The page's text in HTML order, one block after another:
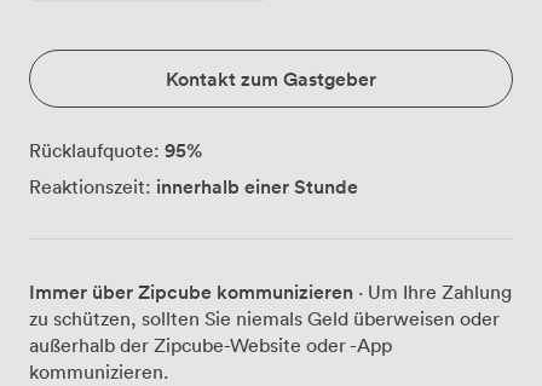
Kontakt zum Gastgeber
Rücklaufquote: 95%
Reaktionszeit: innerhalb einer Stunde
Immer über Zipcube kommunizieren · Um Ihre Zahlung
zu schützen, sollten Sie niemals Geld überweisen oder
außerhalb der Zipcube-Website oder -App
kommunizieren.